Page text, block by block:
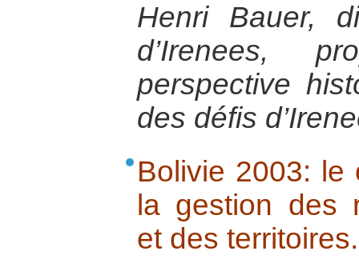
Henri Bauer,
d’Irenees,
perspective
des défis
Bolivie 2003: le
la gestion des
et des territoires.